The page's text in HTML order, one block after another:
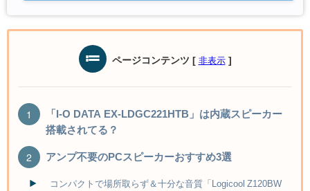
ページコンテンツ [ 非表示 ]
「I-O DATA EX-LDGC221HTB」は内蔵スピーカー
搭載されてる？
アンプ不要のPCスピーカーおすすめ3選
コンパクトで場所取らず＆十分な音質「Logicool Z120BW